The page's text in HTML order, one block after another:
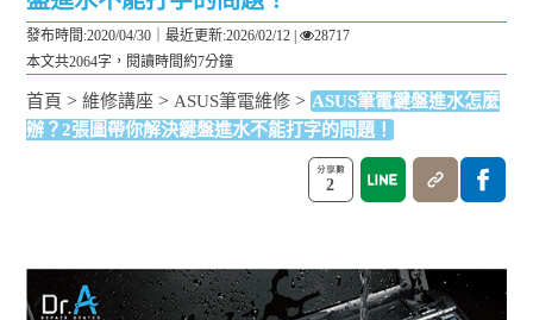
發布時間:2020/04/30｜最近更新:2026/02/12 |
28717
本文共2064字，閱讀時間約7分鐘
首頁 >維修講座 > ASUS筆電維修 > ASUS筆電鍵盤進水怎麼
辦？2張圖帶你解決鍵盤進水不能打字的問題！
2